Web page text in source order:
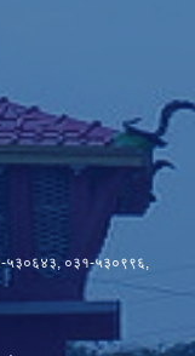
५३०६४३, ०३१-५३०९९६,